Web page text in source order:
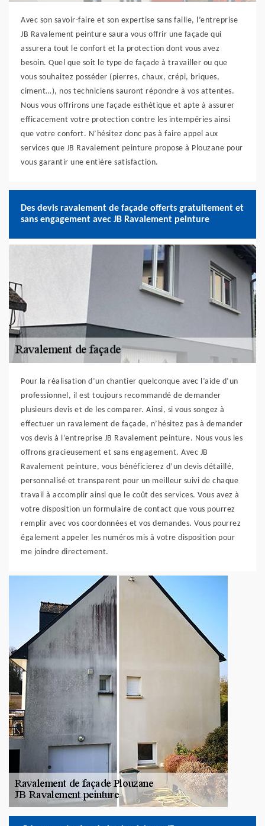
Avec son savoir-faire et son expertise sans faille, l’entreprise
JB Ravalement peinture saura vous offrir une façade qui
assurera tout le confort et la protection dont vous avez
besoin. Quel que soit le type de façade à travailler ou que
vous souhaitez posséder (pierres, chaux, crépi, briques,
ciment…), nos techniciens sauront répondre à vos attentes.
Nous vous offrirons une façade esthétique et apte à assurer
efficacement votre protection contre les intempéries ainsi
que votre confort. N’hésitez donc pas à faire appel aux
services que JB Ravalement peinture propose à Plouzane pour
vous garantir une entière satisfaction.
Des devis ravalement de façade offerts gratuitement et
sans engagement avec JB Ravalement peinture
Pour la réalisation d’un chantier quelconque avec l’aide d’un
professionnel, il est toujours recommandé de demander
plusieurs devis et de les comparer. Ainsi, si vous songez à
effectuer un ravalement de façade, n’hésitez pas à demander
vos devis à l’entreprise JB Ravalement peinture. Nous vous les
offrons gracieusement et sans engagement. Avec JB
Ravalement peinture, vous bénéficierez d’un devis détaillé,
personnalisé et transparent pour un meilleur suivi de chaque
travail à accomplir ainsi que le coût des services. Vous avez à
votre disposition un formulaire de contact que vous pourrez
remplir avec vos coordonnées et vos demandes. Vous pourrez
également appeler les numéros mis à votre disposition pour
me joindre directement.